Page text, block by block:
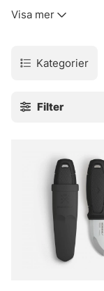
en kategori som
En metod passar
när målet är allt
och hur fisken
Utforska gärna
någon metod
kan vara lite
» Havsfiske
Visa mer
Kategorier
Filter